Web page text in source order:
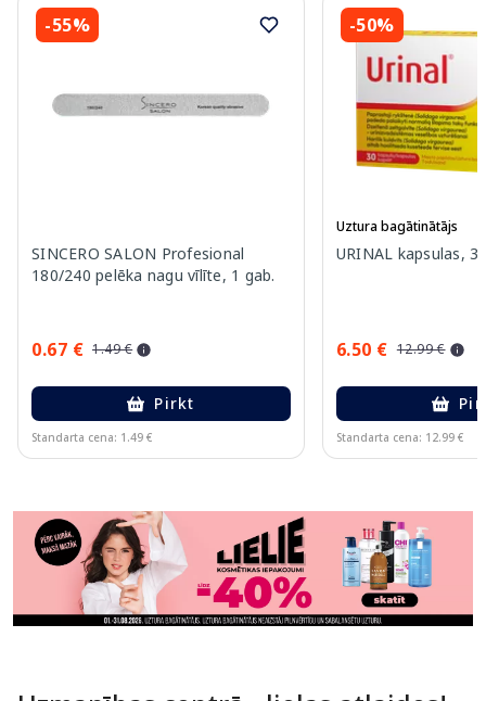
-55%
SINCERO SALON Profesional
180/240 pelēka nagu vīlīte, 1 gab.
0.67 € 1.49 €
Pirkt
Standarta cena: 1.49 €
-50%
Uztura bagātinātājs
URINAL kapsulas,
6.50 € 12.99 €
Standarta cena: 12.99 €